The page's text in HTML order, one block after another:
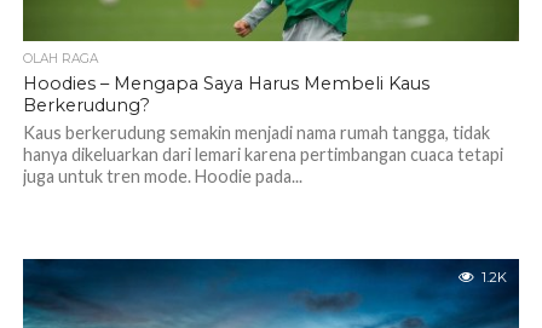
OLAH RAGA
Hoodies – Mengapa Saya Harus Membeli Kaus
Berkerudung?
Kaus berkerudung semakin menjadi nama rumah tangga, tidak
hanya dikeluarkan dari lemari karena pertimbangan cuaca tetapi
juga untuk tren mode. Hoodie pada...
1.2K